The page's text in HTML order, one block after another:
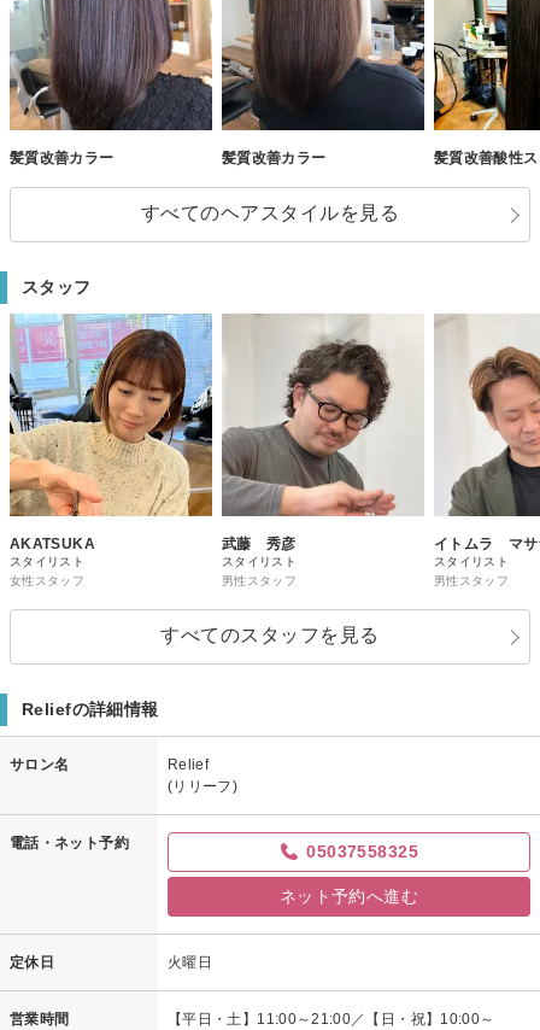
髪質改善カラー 髪質改善カラー 髪質改善酸性
すべてのヘアスタイルを見る
スタッフ
AKATSUKA
スタイリスト
女性スタッフ
武藤 秀彦
スタイリスト
男性スタッフ
イトムラ マサ
スタイリスト
男性スタッフ
すべてのスタッフを見る
Reliefの詳細情報
サロン名
Relief
(リリーフ)
電話・ネット予約 05037558325
ネット予約へ進む
定休日 火曜日
営業時間
【平日・土】11:00～21:00／【日・祝】10:00～